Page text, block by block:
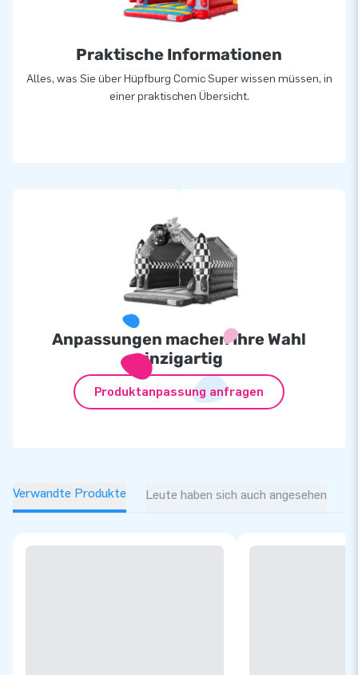
Praktische Informationen
Alles, was Sie über Hüpfburg Comic Super wissen müssen, in
einer praktischen Übersicht.
Anpassungen machen Ihre Wahl
einzigartig
Produktanpassung anfragen
Verwandte Produkte Leute haben sich auch angesehen